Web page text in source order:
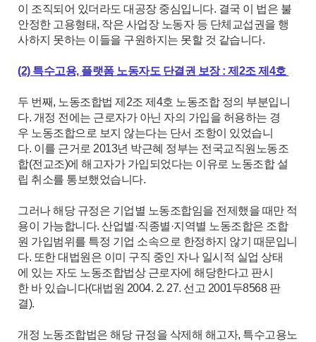
이 조직되어 있더라도 대공장 중심입니다. 결국 이 법은 불
안정한 고용형태, 작은 사업장 노동자 등 단체교섭권을 행
사하지 못하는 이들을 구원하지는 못할 것 같습니다.
(2) 특수고용, 플랫폼 노동자도 단결권 보장 : 제2조 제4호
두 번째, 노동조합법 제2조 제4호 노동조합 정의 부분입니
다. 개정 전에는 근로자가 아닌 자의 가입을 허용하는 경
우 노동조합으로 보지 않는다는 단서 조항이 있었습니
다. 이를 근거로 2013년 박근혜 정부는 전국교직원노동조
합(전교조)에 해고자가 가입되었다는 이유로 노동조합 설
립 취소를 통보했었습니다.
그러나 해당 규정은 기업별 노동조합임을 전제했을 때만 적
용이 가능합니다. 산업별·직종별·지역별 노동조합은 조합
원 가입범위를 특정 기업 소속으로 한정하지 않기 때문입니
다. 또한 대법원은 이미 구직 중인 자나 일시적 실업 상태
에 있는 자도 노동조합법상 근로자에 해당한다고 판시
한 바 있습니다(대법원 2004. 2. 27. 선고 2001두8568 판
결).
개정 노동조합법은 해당 규정을 삭제해 해고자, 특수고용노